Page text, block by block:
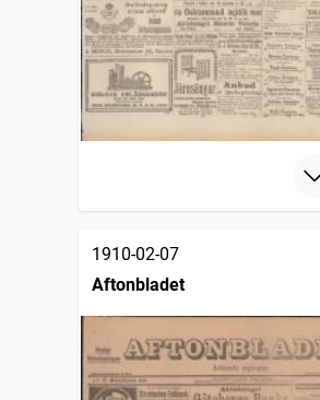
1910-02-07
Aftonbladet